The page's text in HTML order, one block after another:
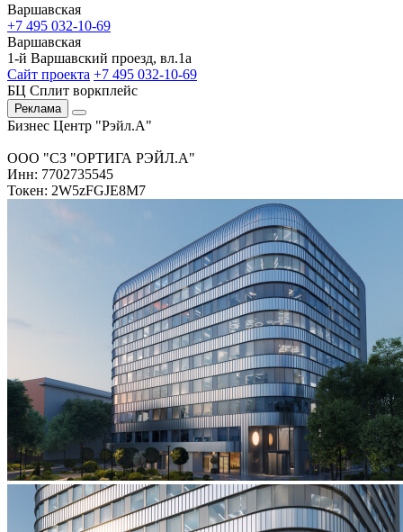
Варшавская
+7 495 032-10-69
Варшавская
1-й Варшавский проезд, вл.1а
Сайт проекта +7 495 032-10-69
БЦ Сплит воркплейс
Реклама
Бизнес Центр "Рэйл.А"
ООО "СЗ "ОРТИГА РЭЙЛ.А"
Инн: 7702735545
Токен: 2W5zFGJE8M7